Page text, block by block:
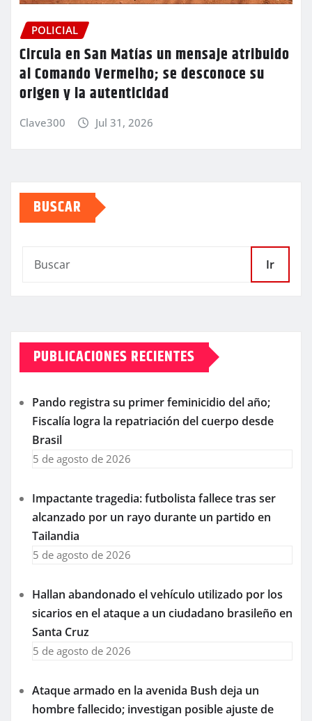
POLICIAL
Circula en San Matías un mensaje atribuido
al Comando Vermelho; se desconoce su
origen y la autenticidad
Clave300 Jul 31, 2026
BUSCAR
Ir
PUBLICACIONES RECIENTES
Pando registra su primer feminicidio del año;
Fiscalía logra la repatriación del cuerpo desde
Brasil
5 de agosto de 2026
Impactante tragedia: futbolista fallece tras ser
alcanzado por un rayo durante un partido en
Tailandia
5 de agosto de 2026
Hallan abandonado el vehículo utilizado por los
sicarios en el ataque a un ciudadano brasileño en
Santa Cruz
5 de agosto de 2026
Ataque armado en la avenida Bush deja un
hombre fallecido; investigan posible ajuste de